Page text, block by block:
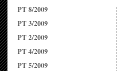
PT 8/2009
PT 3/2009
PT 2/2009
PT 4/2009
PT 5/2009